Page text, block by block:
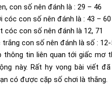
con số nên đánh là : 29 – 46
cóc con số nên đánh là : 43 – 60
cóc con số nên đánh là 12, 71
con số nên đánh là số : 12-
thông tin liên quan tới giấc mơ
này. Rất hy vọng bài viết
có được cặp số chơi là thắng.